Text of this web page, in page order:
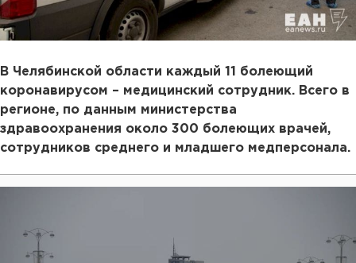
В Челябинской области каждый 11 болеющий
коронавирусом – медицинский сотрудник. Всего в
регионе, по данным министерства
здравоохранения около 300 болеющих врачей,
сотрудников среднего и младшего медперсонала.